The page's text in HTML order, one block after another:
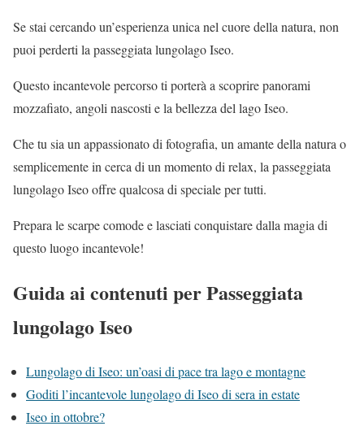
Se stai cercando un’esperienza unica nel cuore della natura, non
puoi perderti la passeggiata lungolago Iseo.
Questo incantevole percorso ti porterà a scoprire panorami
mozzafiato, angoli nascosti e la bellezza del lago Iseo.
Che tu sia un appassionato di fotografia, un amante della natura o
semplicemente in cerca di un momento di relax, la passeggiata
lungolago Iseo offre qualcosa di speciale per tutti.
Prepara le scarpe comode e lasciati conquistare dalla magia di
questo luogo incantevole!
Guida ai contenuti per Passeggiata
lungolago Iseo
Lungolago di Iseo: un’oasi di pace tra lago e montagne
Goditi l’incantevole lungolago di Iseo di sera in estate
Iseo in ottobre?